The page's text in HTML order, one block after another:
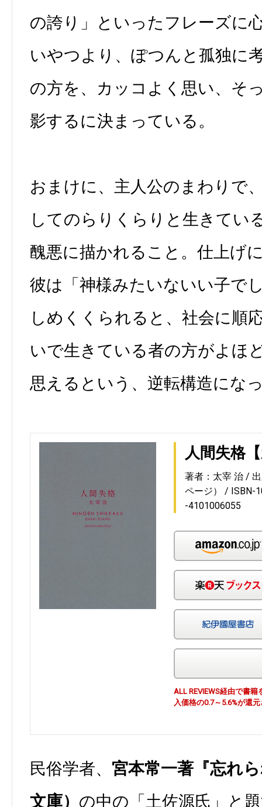
の誇り」といったフレーズに
いやつより、ぽつんと孤独に
の方を、カッコよく思い、そ
影するに決まっている。
おまけに、主人公のまわりで
してのらりくらりと生きてい
醜悪に描かれること。仕上げ
彼は「神様みたいないい子で
しめくくられると、社会に順
いで生きている者の方がよほ
思えるという、逆転構造にな
人間失格
著者：太宰 治
ページ）
ISBN-
-4101006055
ALL REVIEWS経由で書
入価格の0.7～5.6%が還
民俗学者、 宮本常一著『忘れ
文庫） の中の「土佐源氏」と